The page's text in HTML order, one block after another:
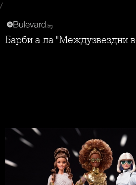
/
Барби а ла "Междузвездни